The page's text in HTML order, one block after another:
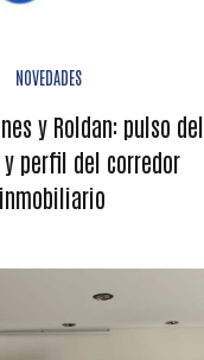
NOVEDADES
y Roldan: pulso del
y perfil del corredor
inmobiliario